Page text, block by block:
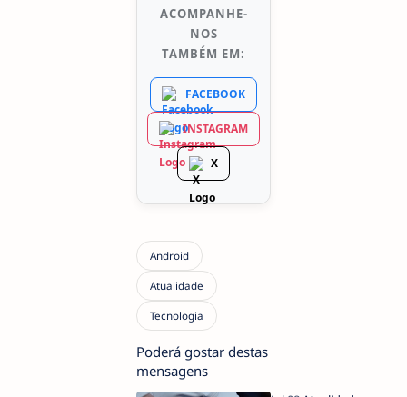
ACOMPANHE-
NOS
TAMBÉM EM:
FACEBOOK
INSTAGRAM
X
Poderá gostar destas
mensagens